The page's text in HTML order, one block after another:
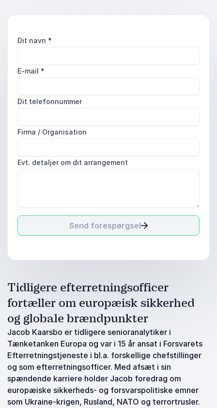
Dit navn *
E-mail *
Dit telefonnummer
Firma / Organisation
Evt. detaljer om dit arrangement
Send forespørgsel
Tidligere efterretningsofficer
fortæller om europæisk sikkerhed
og globale brændpunkter
Jacob Kaarsbo er tidligere senioranalytiker i
Tænketanken Europa og var i 15 år ansat i Forsvarets
Efterretningstjeneste i bl.a. forskellige chefstillinger
og som efterretningsofficer. Med afsæt i sin
spændende karriere holder Jacob foredrag om
europæiske sikkerheds- og forsvarspolitiske emner
som Ukraine-krigen, Rusland, NATO og terrortrusler.